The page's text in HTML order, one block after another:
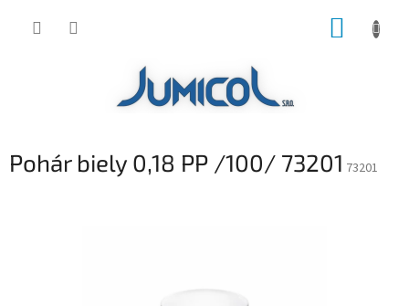
Pohár biely 0,18 PP /100/ 73201 73201